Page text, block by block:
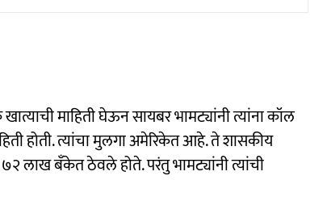
माहिती घेऊन सायबर भामट्यांनी त्यांना कॉल
होती. त्यांचा मुलगा अमेरिकेत आहे. ते शासकीय
लाख बँकेत ठेवले होते. परंतु भामट्यांनी त्यांची